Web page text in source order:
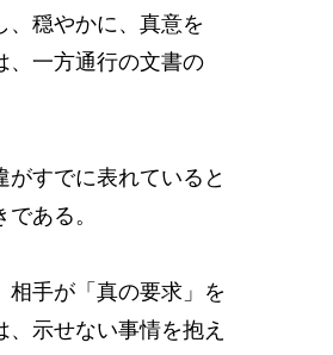
、穏やかに、真意を
、一方通行の文書の
がすでに表れていると
ある。
相手が「真の要求」を
示せない事情を抱え